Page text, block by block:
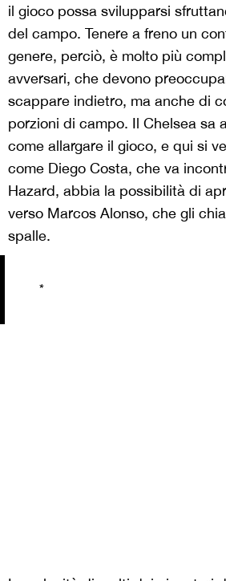
il gioco possa svilupparsi
del campo. Tenere a freno un
genere, perciò, è molto più
avversari, che devono
scappare indietro, ma anche di
porzioni di campo. Il Chelsea sa
come allargare il gioco, e qui si
come Diego Costa, che va
Hazard, abbia la possibilità di
verso Marcos Alonso, che gli
spalle.
*